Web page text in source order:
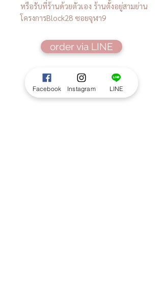
หรือรับที่ร้านด้วยตัวเอง ร้านตั้งอยู่สามย่าน
โครงการBlock28 ซอยจุฬา9
order via LINE
RELATED PRODUCT
Facebook Instagram LINE